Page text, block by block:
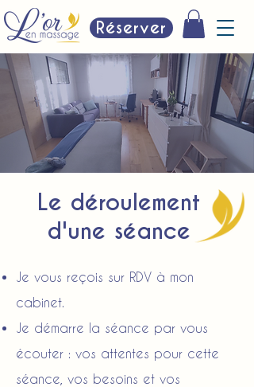
Réserver
Le déroulement
d'une séance
Je vous reçois sur RDV à mon
cabinet.
Je démarre la séance par vous
écouter : vos attentes pour cette
séance, vos besoins et vos